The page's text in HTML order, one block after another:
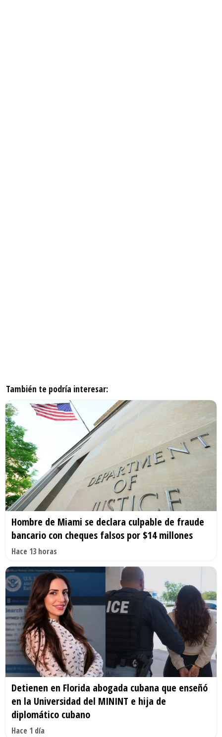
También te podría interesar:
Hombre de Miami se declara culpable de fraude
bancario con cheques falsos por $14 millones
Hace 13 horas
Detienen en Florida abogada cubana que enseñó
en la Universidad del MININT e hija de
diplomático cubano
Hace 1 día